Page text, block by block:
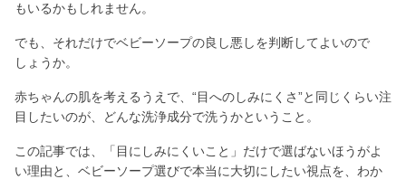
もいるかもしれません。
でも、それだけでベビーソープの良し悪しを判断してよいので
しょうか。
赤ちゃんの肌を考えるうえで、“目へのしみにくさ”と同じくらい注
目したいのが、どんな洗浄成分で洗うかということ。
この記事では、「目にしみにくいこと」だけで選ばないほうがよ
い理由と、ベビーソープ選びで本当に大切にしたい視点を、わか